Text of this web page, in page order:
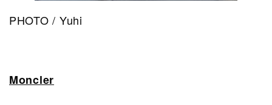
PHOTO / Yuhi
Moncler